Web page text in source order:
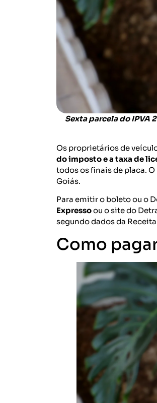
Sexta parcela do IPVA
Os proprietários de
do imposto e a taxa de
todos os finais de placa.
Goiás.
Para emitir o boleto ou o
Expressoou o site do
segundo dados da
Como